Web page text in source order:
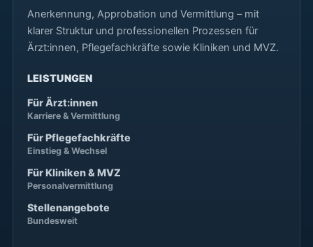
Anerkennung, Approbation und Vermittlung – mit
klarer Struktur und professionellen Prozessen für
Ärzt:innen, Pflegefachkräfte sowie Kliniken und MVZ.
LEISTUNGEN
Für Ärzt:innen
Karriere & Vermittlung
Für Pflegefachkräfte
Einstieg & Wechsel
Für Kliniken & MVZ
Personalvermittlung
Stellenangebote
Bundesweit